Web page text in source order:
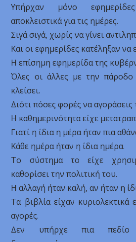
Υπήρχαν μόνο
αποκλειστικά για τις ημέρες.
Σιγά σιγά, χωρίς να γίνει
Και οι εφημερίδες κατέληξαν να
Η επίσημη εφημερίδα της
Όλες οι άλλες με την
κλείσει.
Διότι πόσες φορές να αγοράσεις
Η καθημερινότητα είχε
Γιατί η ίδια η μέρα ήταν πια
Κάθε ημέρα ήταν η ίδια ημέρα.
Το σύστημα το είχε
καθορίσει την πολιτική του.
Η αλλαγή ήταν καλή, αν ήταν η
Τα βιβλία είχαν κυριολεκτικά
αγορές.
Δεν υπήρχε πια πεδίο